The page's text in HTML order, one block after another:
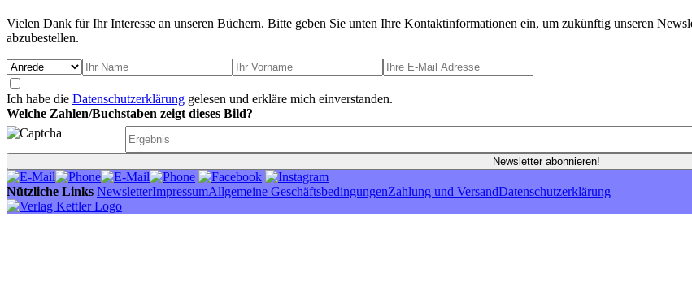
Vielen Dank für Ihr Interesse an unseren Büchern. Bitte geben Sie unten Ihre Kontaktinformationen ein, um zukünftig unseren
abzubestellen.
Ich habe die Datenschutzerklärung gelesen und erkläre mich einverstanden.
Welche Zahlen/Buchstaben zeigt dieses Bild?
Newsletter abonnieren!
Nützliche Links NewsletterImpressumAllgemeine GeschäftsbedingungenZahlung und VersandDatenschutzerklärung